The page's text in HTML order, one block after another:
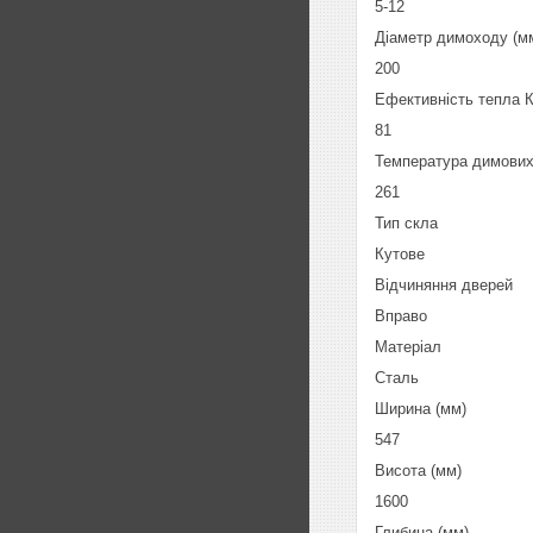
5-12
Діаметр димоходу
200
Ефективність тепла
81
Температура димових
261
Тип скла
Кутове
Відчиняння дверей
Вправо
Матеріал
Сталь
Ширина (мм)
547
Висота (мм)
1600